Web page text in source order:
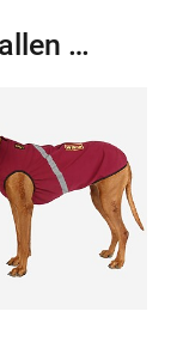
…